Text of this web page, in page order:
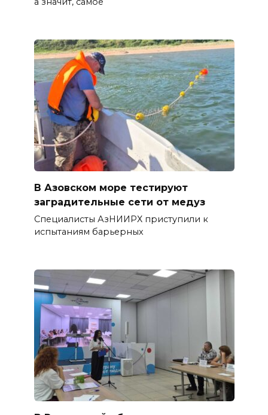
В Азовском море тестируют
заградительные сети от медуз
Специалисты АзНИИРХ приступили к
испытаниям барьерных